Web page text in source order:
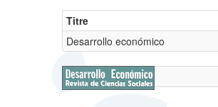
Titre
Desarrollo económico